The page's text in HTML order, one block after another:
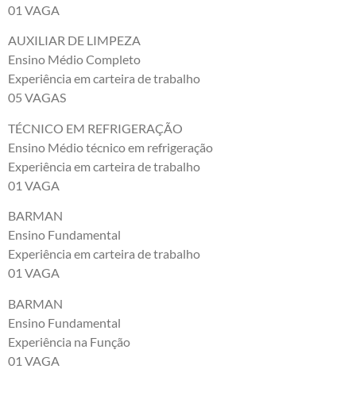
01 VAGA
AUXILIAR DE LIMPEZA
Ensino Médio Completo
Experiência em carteira de trabalho
05 VAGAS
TÉCNICO EM REFRIGERAÇÃO
Ensino Médio técnico em refrigeração
Experiência em carteira de trabalho
01 VAGA
BARMAN
Ensino Fundamental
Experiência em carteira de trabalho
01 VAGA
BARMAN
Ensino Fundamental
Experiência na Função
01 VAGA